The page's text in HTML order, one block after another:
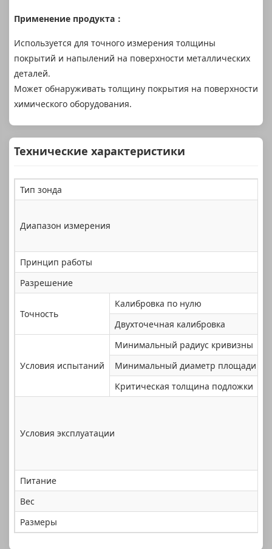
Применение продукта ：
Используется для точного измерения толщины
покрытий и напылений на поверхности металлических
деталей.
Может обнаруживать толщину покрытия на поверхности
химического оборудования.
Технические характеристики
Тип зонда
Диапазон измерения
Принцип работы
Разрешение
Точность
Калибровка по нулю
Двухточечная калибровка
Условия испытаний
Минимальный радиус кривизны
Минимальный диаметр площади
Критическая толщина подложки
Условия эксплуатации
Питание
Вес
Размеры